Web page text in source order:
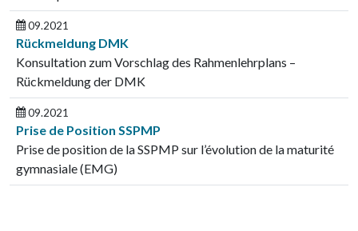
09.2021
Rückmeldung DMK
Konsultation zum Vorschlag des Rahmenlehrplans –
Rückmeldung der DMK
09.2021
Prise de Position SSPMP
Prise de position de la SSPMP sur l’évolution de la maturité
gymnasiale (EMG)